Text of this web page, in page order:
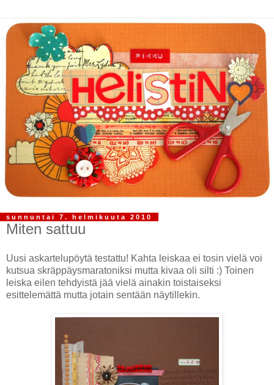
sunnuntai 7. helmikuuta 2010
Miten sattuu
Uusi askartelupöytä testattu! Kahta leiskaa ei tosin vielä voi
kutsua skräppäysmaratoniksi mutta kivaa oli silti :) Toinen
leiska eilen tehdyistä jää vielä ainakin toistaiseksi
esittelemättä mutta jotain sentään näytillekin.